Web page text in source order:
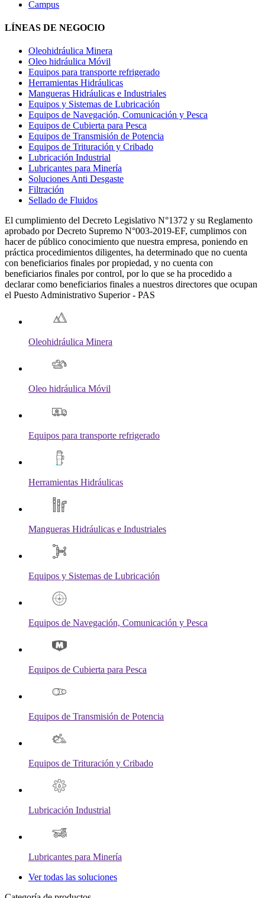
Campus
LÍNEAS DE NEGOCIO
Oleohidráulica Minera
Oleo hidráulica Móvil
Equipos para transporte refrigerado
Herramientas Hidráulicas
Mangueras Hidráulicas e Industriales
Equipos y Sistemas de Lubricación
Equipos de Navegación, Comunicación y Pesca
Equipos de Cubierta para Pesca
Equipos de Transmisión de Potencia
Equipos de Trituración y Cribado
Lubricación Industrial
Lubricantes para Minería
Soluciones Anti Desgaste
Filtración
Sellado de Fluidos
El cumplimiento del Decreto Legislativo N°1372 y su Reglamento
aprobado por Decreto Supremo N°003-2019-EF, cumplimos con
hacer de público conocimiento que nuestra empresa, poniendo en
práctica procedimientos diligentes, ha determinado que no cuenta
con beneficiarios finales por propiedad, y no cuenta con
beneficiarios finales por control, por lo que se ha procedido a
declarar como beneficiarios finales a nuestros directores que ocupan
el Puesto Administrativo Superior - PAS
Oleohidráulica Minera
Oleo hidráulica Móvil
Equipos para transporte refrigerado
Herramientas Hidráulicas
Mangueras Hidráulicas e Industriales
Equipos y Sistemas de Lubricación
Equipos de Navegación, Comunicación y Pesca
Equipos de Cubierta para Pesca
Equipos de Transmisión de Potencia
Equipos de Trituración y Cribado
Lubricación Industrial
Lubricantes para Minería
Ver todas las soluciones